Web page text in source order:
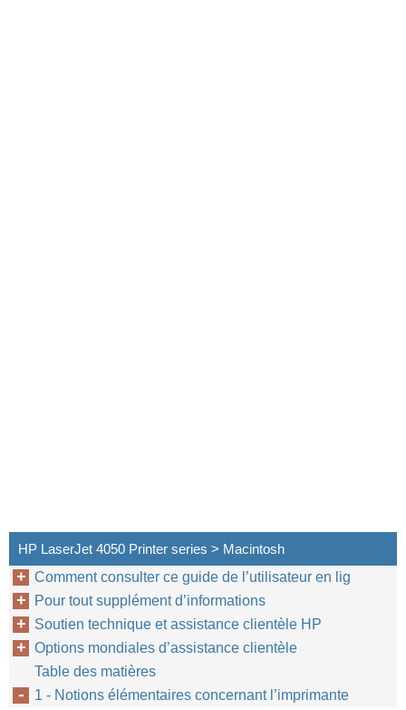
HP LaserJet 4050 Printer series > Macintosh
Comment consulter ce guide de l’utilisateur en lig
Pour tout supplément d’informations
Soutien technique et assistance clientèle HP
Options mondiales d’assistance clientèle
Table des matières
1 - Notions élémentaires concernant l’imprimante